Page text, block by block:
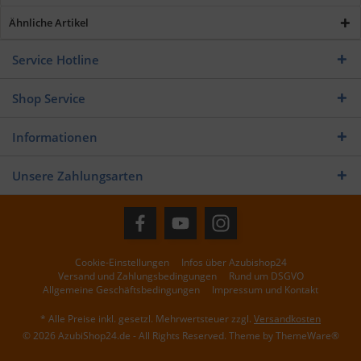
Ähnliche Artikel
Service Hotline
Shop Service
Informationen
Unsere Zahlungsarten
Cookie-Einstellungen
Infos über Azubishop24
Versand und Zahlungsbedingungen
Rund um DSGVO
Allgemeine Geschäftsbedingungen
Impressum und Kontakt
* Alle Preise inkl. gesetzl. Mehrwertsteuer zzgl. Versandkosten
© 2026 AzubiShop24.de - All Rights Reserved. Theme byThemeWare®